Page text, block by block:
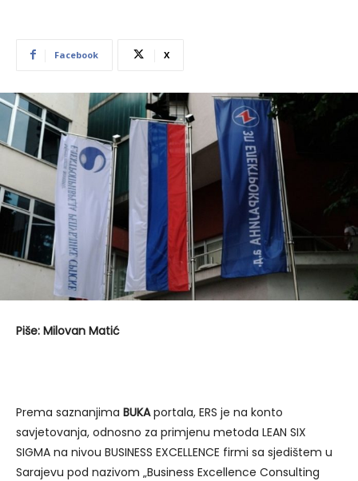
Facebook X
Piše: Milovan Matić
Prema saznanjima BUKAportala, ERS je na konto
savjetovanja, odnosno za primjenu metoda LEAN SIX
SIGMA na nivou BUSINESS EXCELLENCE firmi sa sjedištem u
Sarajevu pod nazivom „Business Excellence Consulting